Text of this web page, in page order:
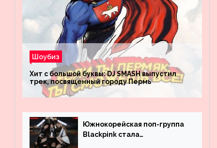
Шоубиз
Хит с большой буквы: DJ SMASH выпустил
трек, посвященный городу Пермь
Южнокорейская поп-группа
Blackpink стала